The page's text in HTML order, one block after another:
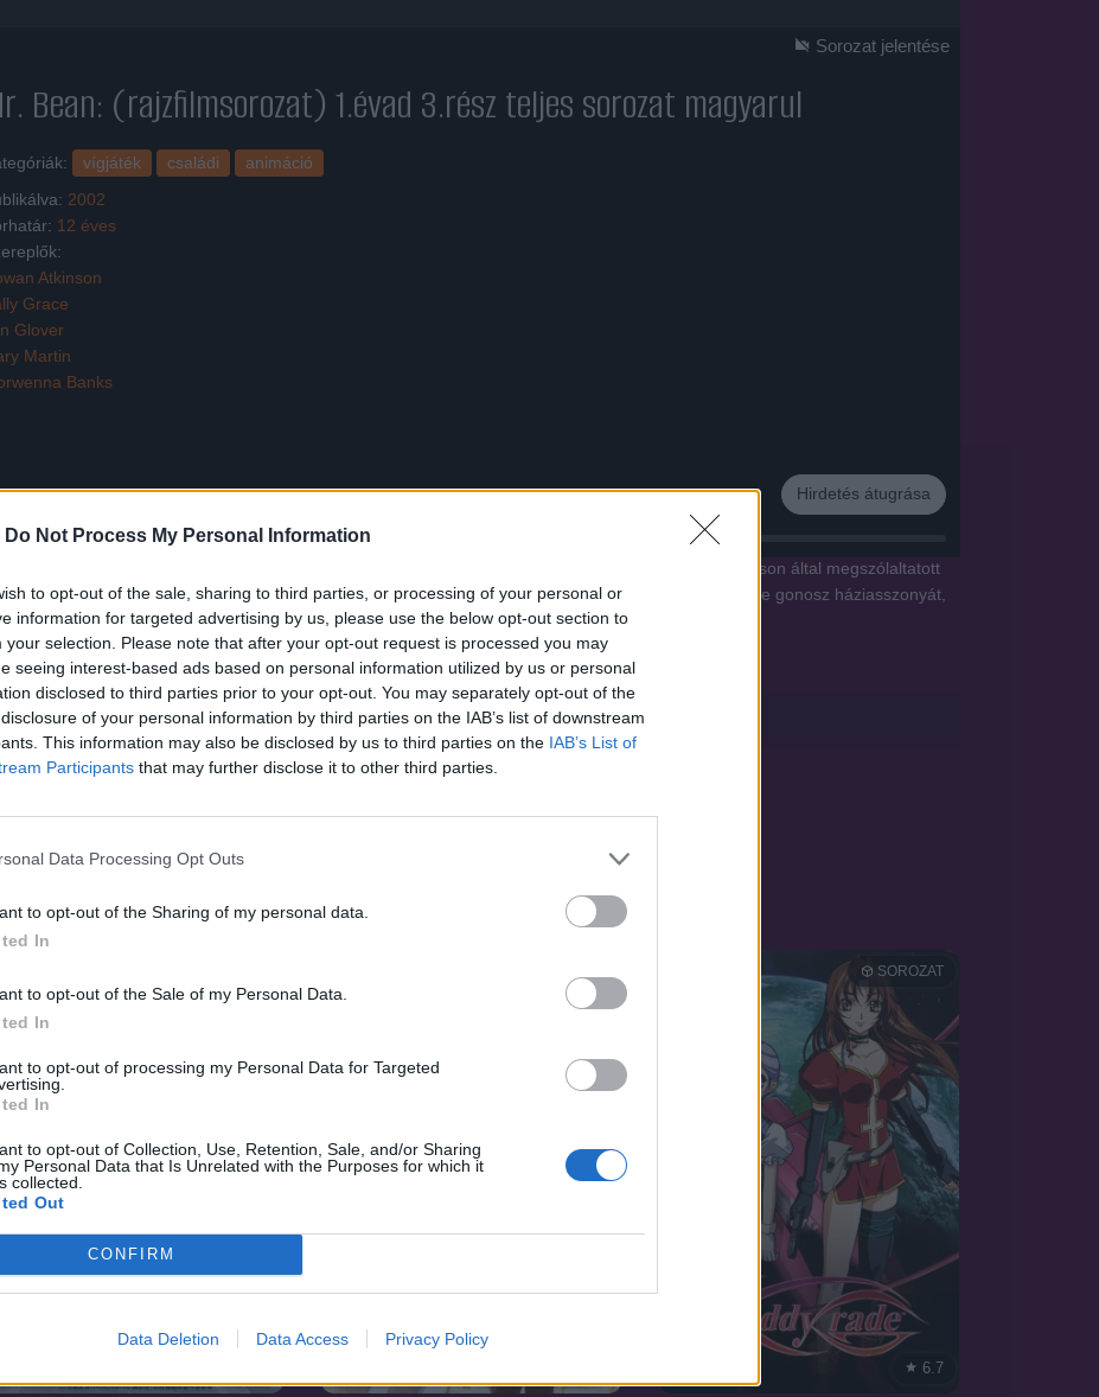
Do Not Process My Personal Information
to opt-out of the sale, sharing to third parties, or processing of your personal or
information for targeted advertising by us, please use the below opt-out section to
your selection. Please note that after your opt-out request is processed you may
seeing interest-based ads based on personal information utilized by us or personal
disclosed to third parties prior to your opt-out. You may separately opt-out of the
of your personal information by third parties on the IAB’s list of downstream
This information may also be disclosed by us to third parties on the IAB’s List of
Participants that may further disclose it to other third parties.
Data Processing Opt Outs
to opt-out of the Sharing of my personal data.
In
to opt-out of the Sale of my Personal Data.
In
to opt-out of processing my Personal Data for Targeted
In
to opt-out of Collection, Use, Retention, Sale, and/or Sharing
Personal Data that Is Unrelated with the Purposes for which it
collected.
Out
CONFIRM
Data Deletion Data Access Privacy Policy
Hirdetés átugrása
Sorozat jelentése
Bean: (rajzfilmsorozat) 1.évad 3.rész teljes sorozat magyarul
vígjáték családi
animáció
2002
12 éves
Atkinson
Grace
Glover
Martin
Banks
alapuló animációs rajzfilm mindenki kedvenc tréfájának kalandjait követi nyomon. A Rowan Atkinson által megszólaltatott
ahol debil döntéseket hoz, de zseniálisan megoldja azokat. Azonban neki is ki kell cseleznie gonosz háziasszonyát,
Scrappert.
Tetszett a sorozat? Oszd meg: WhatsApp
Viber
Pinterest
Facebook
SOROZAT
6.7